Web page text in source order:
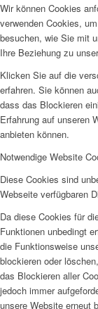
Wir können Cookies
verwenden Cookies,
besuchen, wie Sie mit
Ihre Beziehung zu
Klicken Sie auf die
erfahren. Sie können
dass das Blockieren
Erfahrung auf unseren
anbieten können.
Notwendige Website
Diese Cookies sind
Webseite verfügbaren
Da diese Cookies für
Funktionen unbedingt
die Funktionsweise
blockieren oder
das Blockieren aller
jedoch immer
unsere Website erneut